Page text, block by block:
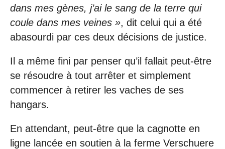
dans mes gènes, j’ai le sang de la terre qui
coule dans mes veines », dit celui qui a été
abasourdi par ces deux décisions de justice.
Il a même fini par penser qu’il fallait peut-être
se résoudre à tout arrêter et simplement
commencer à retirer les vaches de ses
hangars.
En attendant, peut-être que la cagnotte en
ligne lancée en soutien à la ferme Verschuere